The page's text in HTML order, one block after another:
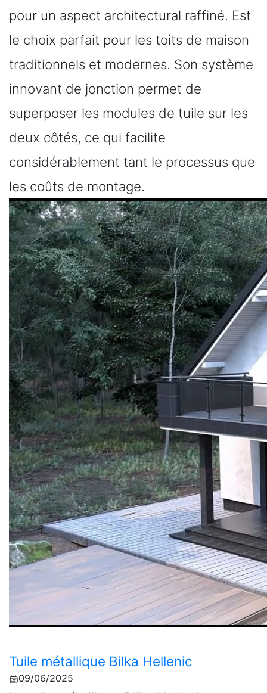
pour un aspect architectural raffiné. Est
le choix parfait pour les toits de maison
traditionnels et modernes. Son système
innovant de jonction permet de
superposer les modules de tuile sur les
deux côtés, ce qui facilite
considérablement tant le processus que
les coûts de montage.
Tuile métallique Bilka Hellenic
09/06/2025